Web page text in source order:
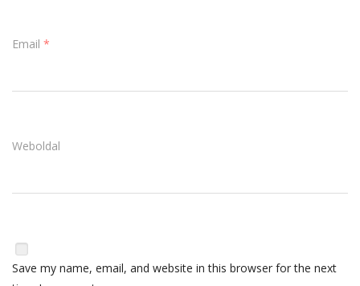
Email *
Weboldal
Save my name, email, and website in this browser for the next